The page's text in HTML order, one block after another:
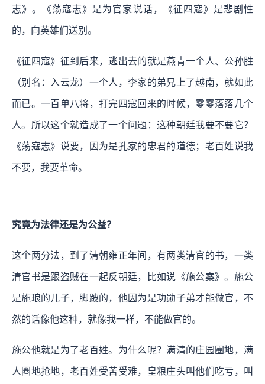
志》。《荡寇志》是为官家说话，《征四寇》是悲剧性
的，向英雄们送别。
《征四寇》征到后来，逃出去的就是燕青一个人、公孙胜
（别名：入云龙）一个人，李家的弟兄上了越南，就如此
而已。一百单八将，打完四寇回来的时候，零零落落几个
人。所以这个就造成了一个问题：这种朝廷我要不要它？
《荡寇志》说要，因为是孔家的忠君的道德；老百姓说我
不要，我要革命。
究竟为法律还是为公益？
这个两分法，到了清朝雍正年间，有两类清官的书，一类
清官书是跟盗贼在一起反朝廷，比如说《施公案》。施公
是施琅的儿子，脚跛的，他因为是功勋子弟才能做官，不
然的话像他这种，就像我一样，不能做官的。
施公他就是为了老百姓。为什么呢？满清的庄园圈地，满
人圈地抢地，老百姓受苦受难，皇粮庄头叫他们吃亏，叫